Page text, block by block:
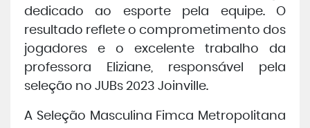
Bolsas e Benefícios
dedicado ao esporte pela equipe. O
resultado reflete o comprometimento dos
jogadores e o excelente trabalho da
professora Eliziane, responsável pela
seleção no JUBs 2023 Joinville.
A Seleção Masculina Fimca Metropolitana